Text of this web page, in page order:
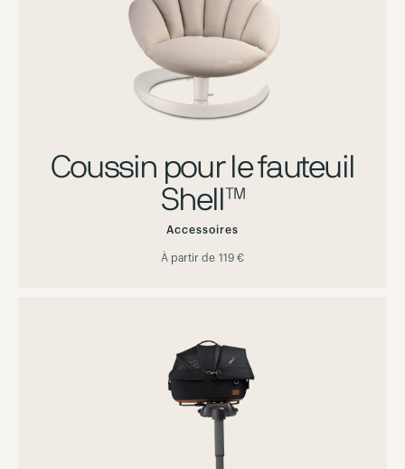
Coussin pour le fauteuil
Shell™
Accessoires
À partir de 119 €